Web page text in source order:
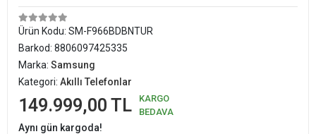
Ürün Kodu: SM-F966BDBNTUR
Barkod: 8806097425335
Marka: Samsung
Kategori: Akıllı Telefonlar
149.999,00 TL
KARGO
BEDAVA
Aynı gün kargoda!